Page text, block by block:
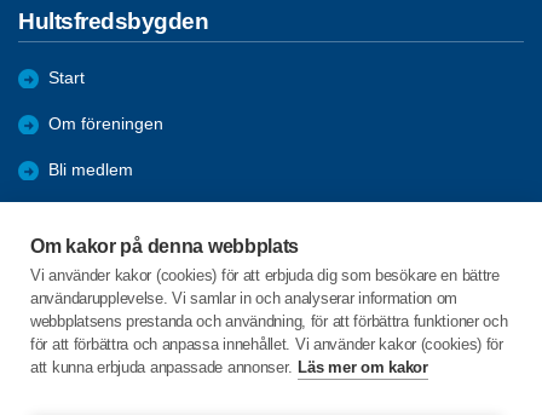
Om kakor på denna webbplats
Vi använder kakor (cookies) för att erbjuda dig som besökare en bättre
användarupplevelse. Vi samlar in och analyserar information om
webbplatsens prestanda och användning, för att förbättra funktioner och
för att förbättra och anpassa innehållet. Vi använder kakor (cookies) för
att kunna erbjuda anpassade annonser. Läs mer om kakor
Hultsfredsbygden
Start
Om föreningen
Bli medlem
Förmåner
Återblick
C/o:Håkan Hermansson